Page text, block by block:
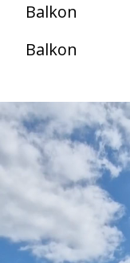
Balkon
Balkon